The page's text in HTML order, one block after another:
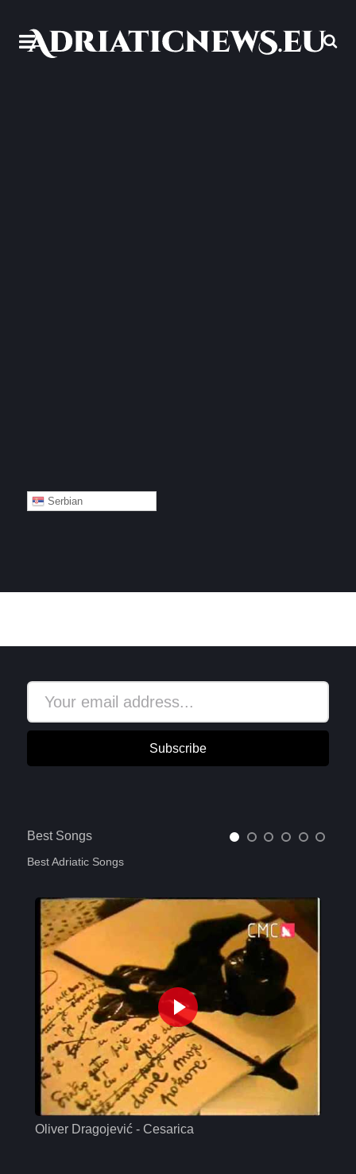
Serbian
Subscribe
Best Songs
Best Adriatic Songs
Oliver Dragojević - Cesarica